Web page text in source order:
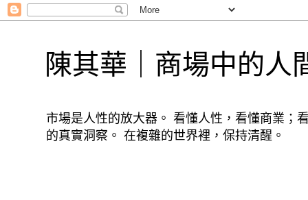
陳其華｜商場中的人
市場是人性的放大器。 看懂人性，看懂商業；
的真實洞察。 在複雜的世界裡，保持清醒。